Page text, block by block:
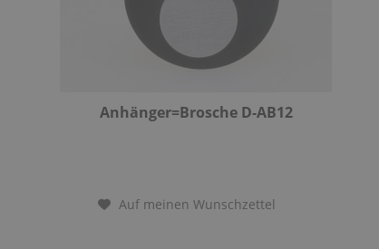
Anhänger=Brosche D-AB12
Auf meinen Wunschzettel